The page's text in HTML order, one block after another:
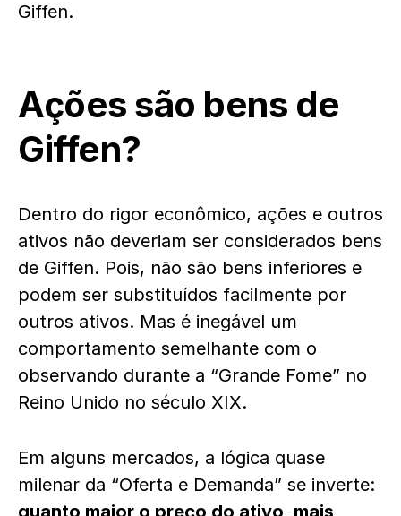
Giffen.
Ações são bens de
Giffen?
Dentro do rigor econômico, ações e outros
ativos não deveriam ser considerados bens
de Giffen. Pois, não são bens inferiores e
podem ser substituídos facilmente por
outros ativos. Mas é inegável um
comportamento semelhante com o
observando durante a “Grande Fome” no
Reino Unido no século XIX.
Em alguns mercados, a lógica quase
milenar da “Oferta e Demanda” se inverte:
quanto maior o preço do ativo, mais